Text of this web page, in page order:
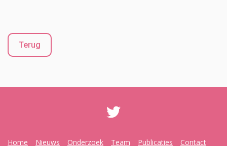
Terug
Home Nieuws Onderzoek Team Publicaties Contact